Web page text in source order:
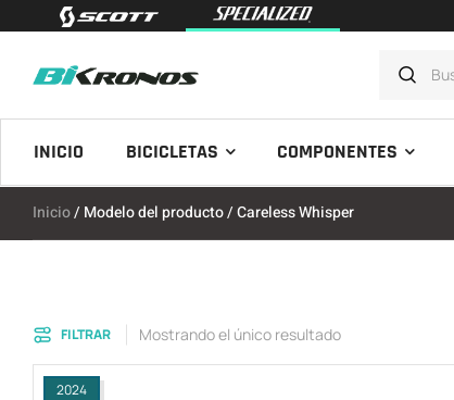
INICIO BICICLETAS COMPONENTES
Inicio/ Modelo del producto / Careless Whisper
FILTRAR Mostrando el único resultado
2024